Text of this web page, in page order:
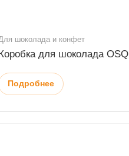
шоколада и конфет
для шоколада OSQ
Подробнее